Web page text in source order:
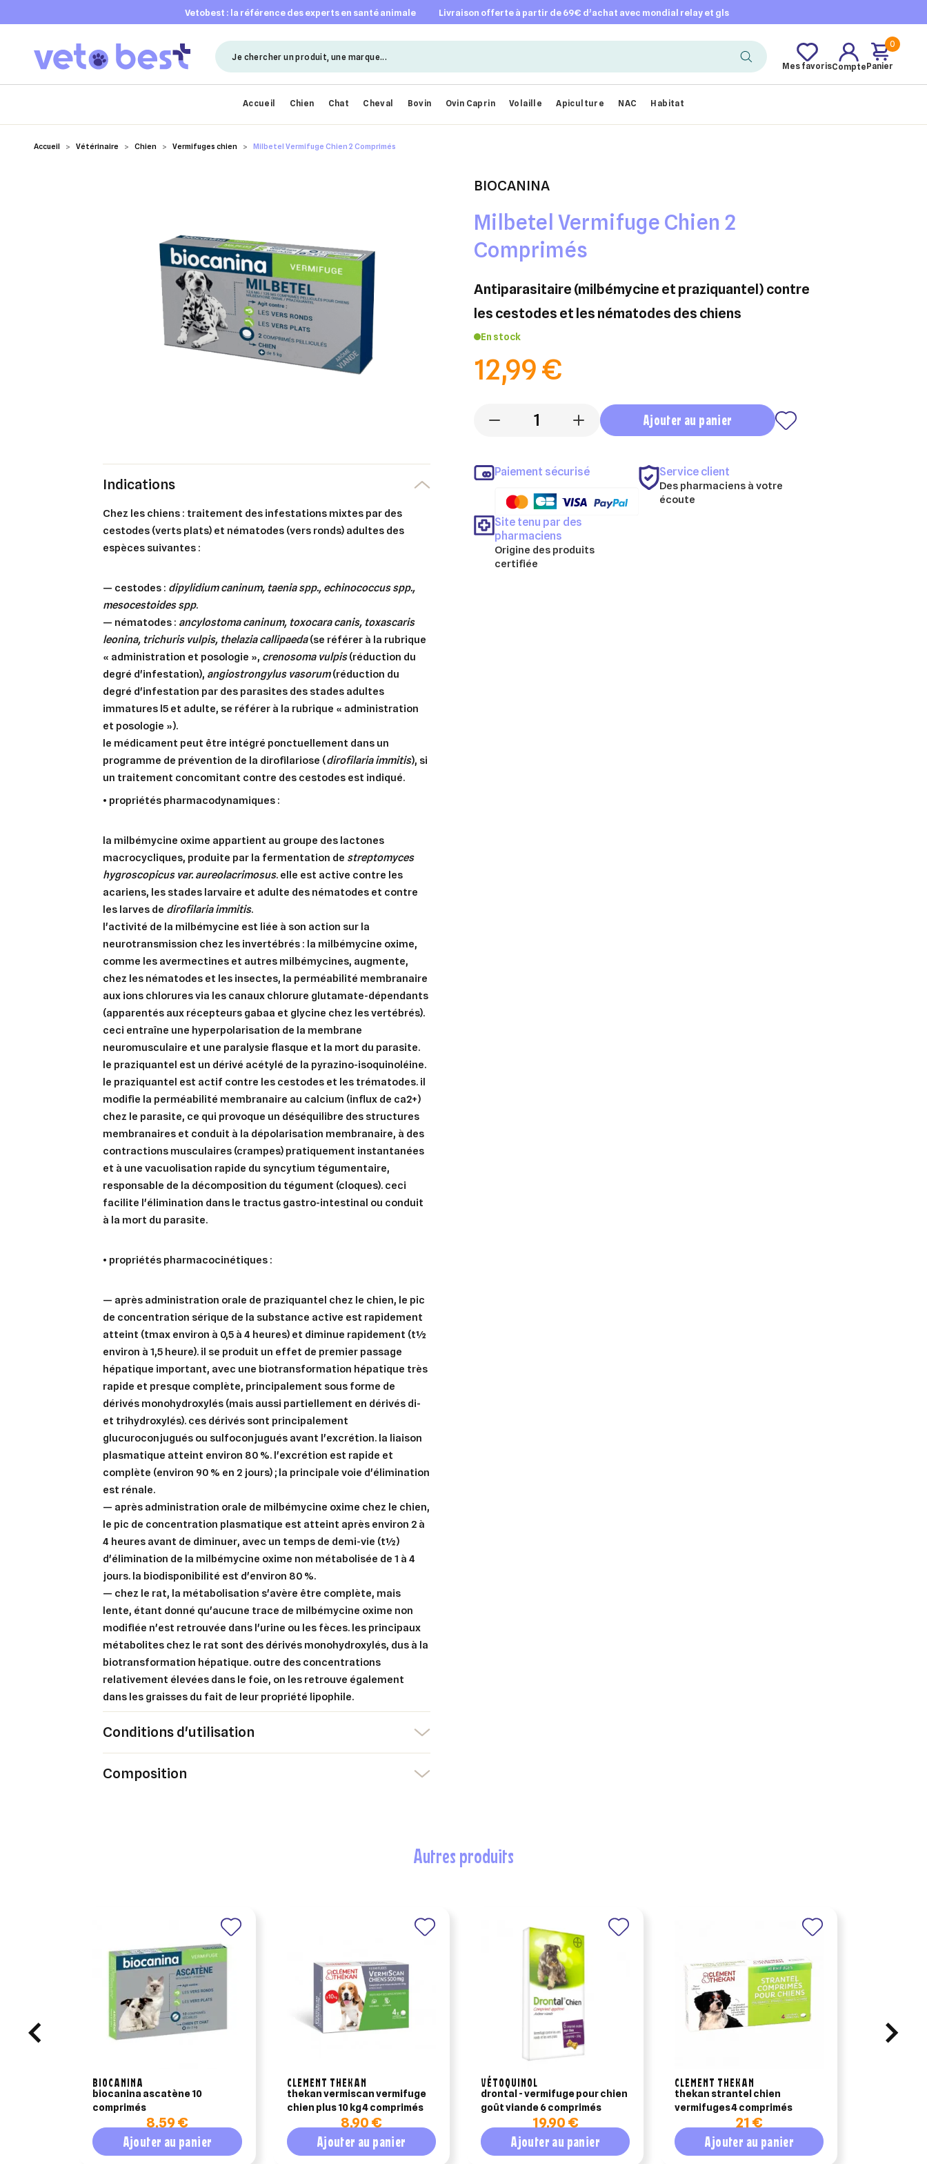
vetobest : la référence des experts en santé animale livraison offerte à partir de 69€ d’achat avec mondial relay et gls
Mes favorisCompte
0
Panier
Accueil Chien Chat Cheval Bovin Ovin Caprin Volaille Apiculture NAC Habitat
Accueil Vétérinaire Chien Vermifuges chien Milbetel Vermifuge Chien 2 Comprimés
BIOCANINA
Milbetel Vermifuge Chien 2
Comprimés
antiparasitaire (milbémycine et praziquantel) contre
les cestodes et les nématodes des chiens
En stock
12,99 €
- + Ajouter au panier
Paiement sécurisé Service client
Des pharmaciens à votre
écoute
Site tenu par des
pharmaciens
Origine des produits
certifiée
Indications
chez les chiens : traitement des infestations mixtes par des
cestodes (verts plats) et nématodes (vers ronds) adultes des
espèces suivantes :
— cestodes : dipylidium caninum, taenia spp., echinococcus spp.,
mesocestoides spp.
— nématodes : ancylostoma caninum, toxocara canis, toxascaris
leonina, trichuris vulpis, thelazia callipaeda(se référer à la rubrique
« administration et posologie », crenosoma vulpis(réduction du
degré d'infestation), angiostrongylus vasorum(réduction du
degré d'infestation par des parasites des stades adultes
immatures l5 et adulte, se référer à la rubrique « administration
et posologie »).
le médicament peut être intégré ponctuellement dans un
programme de prévention de la dirofilariose (dirofilaria immitis), si
un traitement concomitant contre des cestodes est indiqué.
• propriétés pharmacodynamiques :
la milbémycine oxime appartient au groupe des lactones
macrocycliques, produite par la fermentation de streptomyces
hygroscopicus var. aureolacrimosus. elle est active contre les
acariens, les stades larvaire et adulte des nématodes et contre
les larves de dirofilaria immitis.
l'activité de la milbémycine est liée à son action sur la
neurotransmission chez les invertébrés : la milbémycine oxime,
comme les avermectines et autres milbémycines, augmente,
chez les nématodes et les insectes, la perméabilité membranaire
aux ions chlorures via les canaux chlorure glutamate-dépendants
(apparentés aux récepteurs gabaa et glycine chez les vertébrés).
ceci entraîne une hyperpolarisation de la membrane
neuromusculaire et une paralysie flasque et la mort du parasite.
le praziquantel est un dérivé acétylé de la pyrazino-isoquinoléine.
le praziquantel est actif contre les cestodes et les trématodes. il
modifie la perméabilité membranaire au calcium (influx de ca2+)
chez le parasite, ce qui provoque un déséquilibre des structures
membranaires et conduit à la dépolarisation membranaire, à des
contractions musculaires (crampes) pratiquement instantanées
et à une vacuolisation rapide du syncytium tégumentaire,
responsable de la décomposition du tégument (cloques). ceci
facilite l'élimination dans le tractus gastro-intestinal ou conduit
à la mort du parasite.
• propriétés pharmacocinétiques :
— après administration orale de praziquantel chez le chien, le pic
de concentration sérique de la substance active est rapidement
atteint (tmax environ à 0,5 à 4 heures) et diminue rapidement (t½
environ à 1,5 heure). il se produit un effet de premier passage
hépatique important, avec une biotransformation hépatique très
rapide et presque complète, principalement sous forme de
dérivés monohydroxylés (mais aussi partiellement en dérivés di-
et trihydroxylés). ces dérivés sont principalement
glucuroconjugués ou sulfoconjugués avant l'excrétion. la liaison
plasmatique atteint environ 80 %. l'excrétion est rapide et
complète (environ 90 % en 2 jours) ; la principale voie d'élimination
est rénale.
— après administration orale de milbémycine oxime chez le chien,
le pic de concentration plasmatique est atteint après environ 2 à
4 heures avant de diminuer, avec un temps de demi-vie (t½)
d'élimination de la milbémycine oxime non métabolisée de 1 à 4
jours. la biodisponibilité est d'environ 80 %.
— chez le rat, la métabolisation s'avère être complète, mais
lente, étant donné qu'aucune trace de milbémycine oxime non
modifiée n'est retrouvée dans l'urine ou les fèces. les principaux
métabolites chez le rat sont des dérivés monohydroxylés, dus à la
biotransformation hépatique. outre des concentrations
relativement élevées dans le foie, on les retrouve également
dans les graisses du fait de leur propriété lipophile.
Conditions d'utilisation
Composition
autres produits
BIOCANINA
biocanina ascatène 10
comprimés
8,59 €
Ajouter au panier
CLEMENT THEKAN
thekan vermiscan vermifuge
chien plus 10 kg 4 comprimés
8,90 €
Ajouter au panier
VÉTOQUINOL
drontal - vermifuge pour chien
goût viande 6 comprimés
19,90 €
Ajouter au panier
CLEMENT THEKAN
thekan strantel chien
vermifuges 4 comprimés
21 €
Ajouter au panier
Ajouter à ma liste d'envies
Nom de la liste d'envies
Annuler Créer une liste d'envies
Vous devez être connecté pour ajouter des produits à votre liste d'envies.
Annuler Connexion